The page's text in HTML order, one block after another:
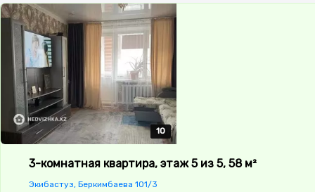
10
10
10
10
10
3-комнатная квартира, этаж 5 из 5, 58 м²
Экибастуз, Беркимбаева 101/3